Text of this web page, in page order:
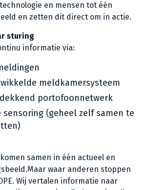
en mensen tot één
en zetten dit direct om in actie.
sturing
informatie via:
meldkamersysteem
portofoonnetwerk
sensoring (geheel zelf samen te
samen in één actueel en
waar anderen stoppen
Wij vertalen informatie naar